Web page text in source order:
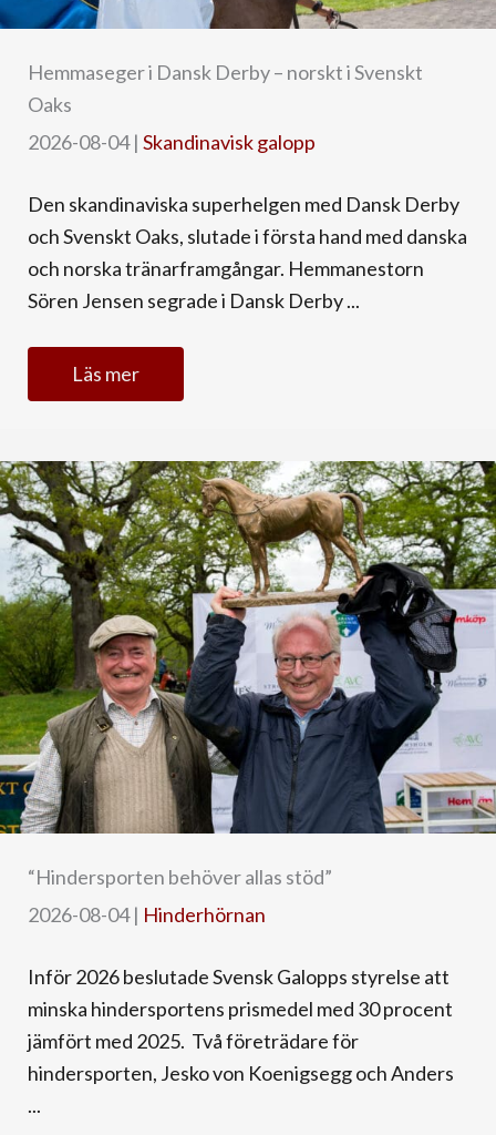
Hemmaseger i Dansk Derby – norskt i Svenskt
Oaks
2026-08-04| Skandinavisk galopp
Den skandinaviska superhelgen med Dansk Derby
och Svenskt Oaks, slutade i första hand med danska
och norska tränarframgångar. Hemmanestorn
Sören Jensen segrade i Dansk Derby ...
Läs mer
“Hindersporten behöver allas stöd”
2026-08-04| Hinderhörnan
Inför 2026 beslutade Svensk Galopps styrelse att
minska hindersportens prismedel med 30 procent
jämfört med 2025. Två företrädare för
hindersporten, Jesko von Koenigsegg och Anders
...